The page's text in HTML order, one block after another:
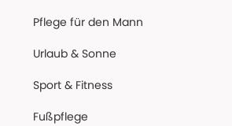
Pflege für den Mann
Urlaub & Sonne
Sport & Fitness
Fußpflege